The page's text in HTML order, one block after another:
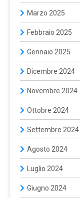
Marzo 2025
Febbraio 2025
Gennaio 2025
Dicembre 2024
Novembre 2024
Ottobre 2024
Settembre 2024
Agosto 2024
Luglio 2024
Giugno 2024